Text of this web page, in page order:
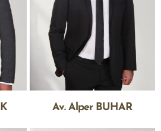
Av. Alper BUHAR